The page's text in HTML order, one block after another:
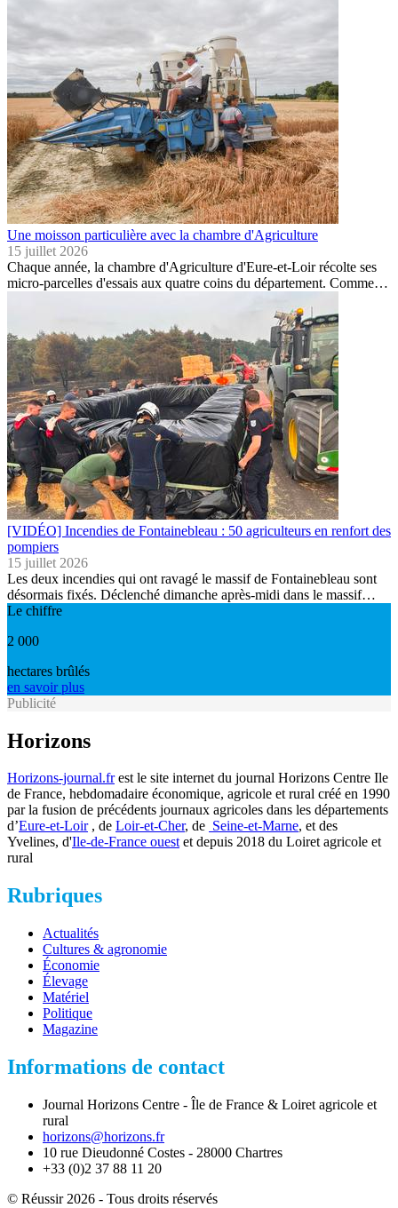
Une moisson particulière avec la chambre d'Agriculture
15 juillet 2026
Chaque année, la chambre d'Agriculture d'Eure-et-Loir récolte ses
micro-parcelles d'essais aux quatre coins du département. Comme…
[VIDÉO] Incendies de Fontainebleau : 50 agriculteurs en renfort des
pompiers
15 juillet 2026
Les deux incendies qui ont ravagé le massif de Fontainebleau sont
désormais fixés. Déclenché dimanche après-midi dans le massif…
Le chiffre
2 000
hectares brûlés
en savoir plus
Publicité
Horizons
Horizons-journal.frest le site internet du journal Horizons Centre Ile
de France, hebdomadaire économique, agricole et rural créé en 1990
par la fusion de précédents journaux agricoles dans les départements
d’Eure-et-Loir, de Loir-et-Cher, de Seine-et-Marne, et des
Yvelines, d'Ile-de-France ouestet depuis 2018 du Loiret agricole et
rural
Rubriques
Actualités
Cultures & agronomie
Économie
Élevage
Matériel
Politique
Magazine
Informations de contact
Journal Horizons Centre - Île de France & Loiret agricole et
rural
horizons@horizons.fr
10 rue Dieudonné Costes - 28000 Chartres
+33 (0)2 37 88 11 20
© Réussir 2026 - Tous droits réservés